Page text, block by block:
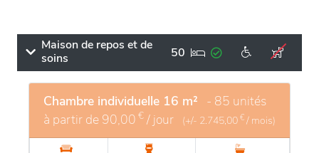
Maison de repos et de
soins
50
Chambre individuelle 16 m² - 85 unités
à partir de 90,00 € / jour (+/- 2.745,00 € / mois)